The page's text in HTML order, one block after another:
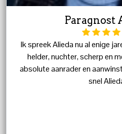
Paragnost
Ik spreek Alieda nu al enige
helder, nuchter, scherp en
absolute aanrader en
snel